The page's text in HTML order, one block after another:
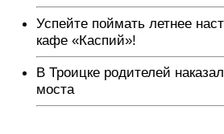
Успейте поймать летнее
кафе «Каспий»!
В Троицке родителей
моста